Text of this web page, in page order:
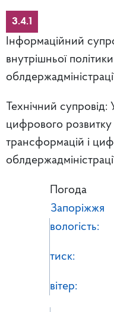
3.4.1
Інформаційний
внутрішньої
Технічний супровід:
цифрового розвитку
трансформацій і
Погода
Запоріжжя
вологість:
тиск:
вітер: